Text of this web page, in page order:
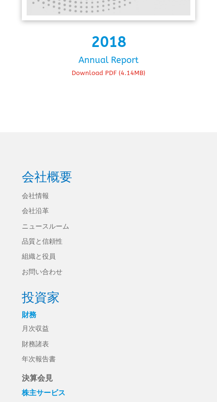
2018
Annual Report
Download PDF (4.14MB)
会社概要
会社情報
会社沿革
ニュースルーム
品質と信頼性
組織と役員
お問い合わせ
投資家
財務
月次収益
財務諸表
年次報告書
決算会見
株主サービス